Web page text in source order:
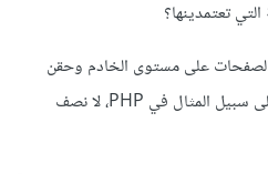
تعتمدينها؟
على مستوى الخادم وحقن
الترجمات بما يوافق لغة معينة. فعلى سبيل المثال في PHP، لا نصف